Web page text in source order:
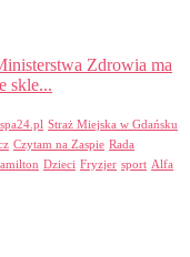
Zdrowia ma
skle...
Straż Miejska w Gdańsku
Czytam na Zaspie Rada
Dzieci Fryzjer sport Alfa